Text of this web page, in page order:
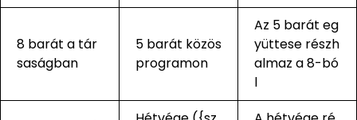
8 barát a tár
saságban
5 barát közös
programon
Az 5 barát eg
yüttese részh
almaz a 8-bó
l